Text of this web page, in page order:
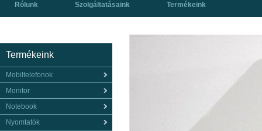
Rólunk Szolgáltatásaink Termékeink
Termékeink
Mobiltelefonok
Monitor
Notebook
Nyomtatók